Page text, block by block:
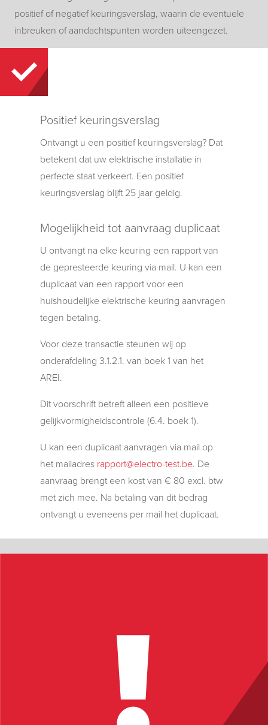
positief of negatief keuringsverslag, waarin de eventuele
inbreuken of aandachtspunten worden uiteengezet.
Positief keuringsverslag
Ontvangt u een positief keuringsverslag? Dat
betekent dat uw elektrische installatie in
perfecte staat verkeert. Een positief
keuringsverslag blijft 25 jaar geldig.
Mogelijkheid tot aanvraag duplicaat
U ontvangt na elke keuring een rapport van
de gepresteerde keuring via mail. U kan een
duplicaat van een rapport voor een
huishoudelijke elektrische keuring aanvragen
tegen betaling.
Voor deze transactie steunen wij op
onderafdeling 3.1.2.1. van boek 1 van het
AREI.
Dit voorschrift betreft alleen een positieve
gelijkvormigheidscontrole (6.4. boek 1).
U kan een duplicaat aanvragen via mail op
het mailadres rapport@electro-test.be. De
aanvraag brengt een kost van € 80 excl. btw
met zich mee. Na betaling van dit bedrag
ontvangt u eveneens per mail het duplicaat.